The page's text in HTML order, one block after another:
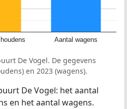
Aantal wagens
De Vogel. De gegevens
en 2023 (wagens).
De Vogel: het aantal
en het aantal wagens.